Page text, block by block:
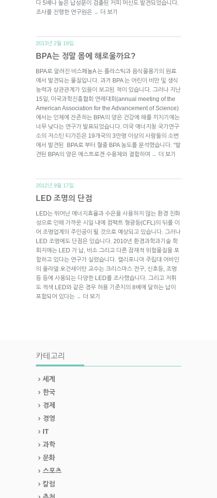
다 5배나 높은 납성분이 검출된 커피 머신도 발견되었습니다.
조사를 진행한 연구원은 → 더 보기
2013년 2월 19일.
BPA는 정말 몸에 해로울까요?
BPA로 알려진 비스페놀A 는 플라스틱과 음식물용기의 원료
에서 발견되는 물질입니다. 과거 BPA 는 어린이 비만 및 생식
능력과 상관관계가 있음이 보고된 적이 있습니다. 그러나 지난
15일, 미국과학진흥협회 연례대회(annual meeting of the
American Association for the Advancement of Science)
에서는 인체에 잔존하는 BPA의 양은 건강에 해를 끼치기에는
너무 낮다는 연구가 발표되었습니다. 미국 에너지청 국가연구
소의 저스틴 티가든은 19개국의 3만명 이상의 사람들의 소변
에서 발견된 BPA로 부터 혈중 BPA 농도를 분석했습니다. “발
견된 BPA의 양은 에스트로겐 수용체와 결합하여 → 더 보기
2012년 9월 17일.
LED 조명의 단점
LED는 뛰어난 에너지효율과 수은을 사용하지 않는 환경 친화
성으로 인해 가까운 시일 내에 컴팩트 형광등(CFL)의 뒤를 이
어 조명업계의 주인공이 될 것으로 예상되고 있습니다. 그러나
LED 조명에도 단점은 있습니다. 2010년 환경과학과기술 학
회지에는 LED 가 납, 비소 그리고 다른 잠재적 위험물질을 포
함하고 있다는 연구가 실렸습니다. 캘리포니아 주립대 어바인
의 올라델 오건세이탄 교수는 크리스마스 전구, 신호등, 조명
등 등에 사용되는 다양한 LED를 조사했습니다. 그리고 저휘
도 적색 LED와 같은 경우 허용 기준치의 8배에 달하는 납이
포함되어 있다는 → 더 보기
카테고리
세계
한국
경제
경영
IT
과학
문화
스포츠
칼럼